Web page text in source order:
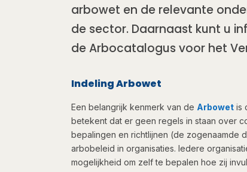
arbowet en de relevante
de sector. Daarnaast kunt u
de Arbocatalogus voor het
Indelin​​g Arbowet
​Een belangrijk kenmerk van de Arbowet is
betekent dat er geen regels in staan over
bepalingen en richtlijnen (de zogenaamde
arbobeleid in organisaties. Iedere
mogelijkheid om zelf te bepalen hoe zij